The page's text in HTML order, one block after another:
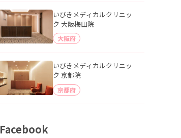
いびきメディカルクリニッ
ク 大阪梅田院
大阪府
いびきメディカルクリニッ
ク 京都院
京都府
Facebook